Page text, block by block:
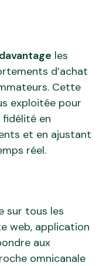
les
d’achat
Cette
exploitée pour
en
et en ajustant
réel.
sur tous les
web, application
aux
omnicanale